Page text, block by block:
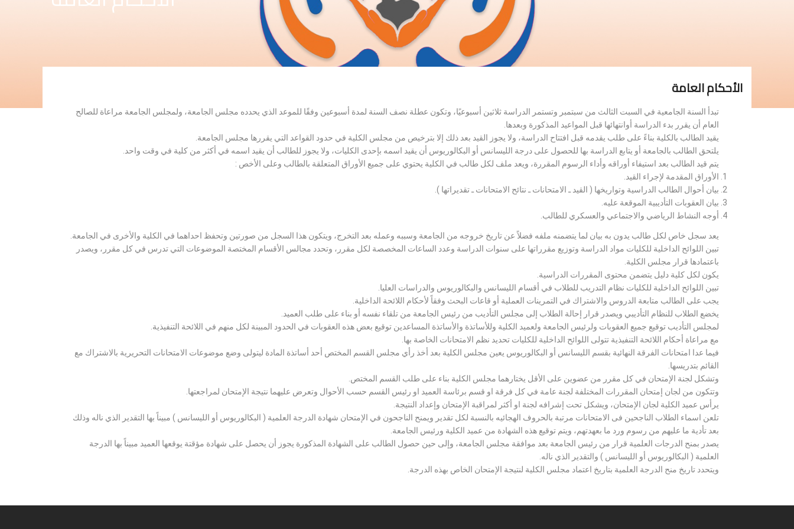
الأحكام العامة
تبدأ السنة الجامعية في السبت الثالث من سبتمبر وتستمر الدراسة ثلاثين أسبوعيًا، وتكون عطلة نصف السنة لمدة أسبوعين وفقًا للموعد الذي يحدده مجلس الجامعة، ولمجلس الجامعة مراعاة للصالح
العام أن يقرر بدء الدراسة أوانتهائها قبل المواعيد المذكورة وبعدها.
يقيد الطالب بالكلية بناءً على طلب يقدمه قبل افتتاح الدراسة، ولا يجوز القيد بعد ذلك إلا بترخيص من مجلس الكلية في حدود القواعد التي يقررها مجلس الجامعة.
يلتحق الطالب بالجامعة أو يتابع الدراسة بها للحصول على درجة الليسانس أو البكالوريوس أن يقيد اسمه بإحدى الكليات، ولا يجوز للطالب أن يقيد اسمه في أكثر من كلية في وقت واحد.
يتم قيد الطالب بعد استيفاء أوراقه وأداء الرسوم المقررة، ويعد ملف لكل طالب في الكلية يحتوي على جميع الأوراق المتعلقة بالطالب وعلى الأخص :
الأوراق المقدمة لإجراء القيد.
بيان أحوال الطالب الدراسية وتواريخها ( القيد ـ الامتحانات ـ نتائح الامتحانات ـ تقديراتها ).
بيان العقوبات التأديبية الموقعة عليه.
أوجه النشاط الرياضي والاجتماعي والعسكري للطالب.
يعد سجل خاص لكل طالب يدون به بيان لما يتضمنه ملفه فضلاً عن تاريخ خروجه من الجامعة وسببه وعمله بعد التخرج، ويتكون هذا السجل من صورتين وتحفظ احداهما في الكلية والأخرى في الجامعة.
تبين اللوائح الداخلية للكليات مواد الدراسة وتوزيع مقرراتها على سنوات الدراسة وعدد الساعات المخصصة لكل مقرر، وتحدد مجالس الأقسام المختصة الموضوعات التي تدرس في كل مقرر، ويصدر
باعتمادها قرار مجلس الكلية.
يكون لكل كلية دليل يتضمن محتوى المقررات الدراسية.
تبين اللوائح الداخلية للكليات نظام التدريب للطلاب في أقسام الليسانس والبكالوريوس والدراسات العليا.
يجب على الطالب متابعة الدروس والاشتراك في التمرينات العملية أو قاعات البحث وفقاً لأحكام اللائحة الداخلية.
يخضع الطلاب للنظام التأديبي ويصدر قرار إحالة الطلاب إلى مجلس التأديب من رئيس الجامعة من تلقاء نفسه أو بناء على طلب العميد.
لمجلس التأديب توقيع جميع العقوبات ولرئيس الجامعة ولعميد الكلية وللأساتذة والأساتذة المساعدين توقيع بعض هذه العقوبات في الحدود المبينة لكل منهم في اللائحة التنفيذية.
مع مراعاة أحكام اللائحة التنفيذية تتولى اللوائح الداخلية للكليات تحديد نظم الامتحانات الخاصة بها.
فيما عدا امتحانات الفرقة النهائية بقسم الليسانس أو البكالوريوس يعين مجلس الكلية بعد أخذ رأي مجلس القسم المختص أحد أساتذة المادة ليتولى وضع موضوعات الامتحانات التحريرية بالاشتراك مع
القائم بتدريسها.
وتشكل لجنة الإمتحان في كل مقرر من عضوين على الأقل يختارهما مجلس الكلية بناء على طلب القسم المختص.
وتتكون من لجان إمتحان المقررات المختلفة لجنة عامة في كل فرقة او قسم برئاسة العميد او رئيس القسم حسب الأحوال وتعرض عليهما نتيجة الإمتحان لمراجعتها.
يرأس عميد الكلية لجان الإمتحان، ويشكل تحت إشرافه لجنة او أكثر لمراقبة الإمتحان وإعداد النتيجة.
تلعن اسماء الطلاب الناجحين فى الامتحانات مرتبة بالحروف الهجائيه بالنسبة لكل تقدير ويمنح الناجحون في الإمتحان شهادة الدرجة العلمية ( البكالوريوس أو الليسانس ) مبيناً بها التقدير الذي ناله وذلك
بعد تأدية ما عليهم من رسوم ورد ما بعهدتهم، ويتم توقيع هذه الشهادة من عميد الكلية ورئيس الجامعة.
يصدر بمنح الدرجات العلمية قرار من رئيس الجامعة بعد موافقة مجلس الجامعة، وإلى حين حصول الطالب على الشهادة المذكورة يجوز أن يحصل على شهادة مؤقتة يوقعها العميد مبيناً بها الدرجة
العلمية ( البكالوريوس أو الليسانس ) والتقدير الذي ناله.
ويتحدد تاريخ منح الدرجة العلمية بتاريخ اعتماد مجلس الكلية لنتيجة الإمتحان الخاص بهذه الدرجة.